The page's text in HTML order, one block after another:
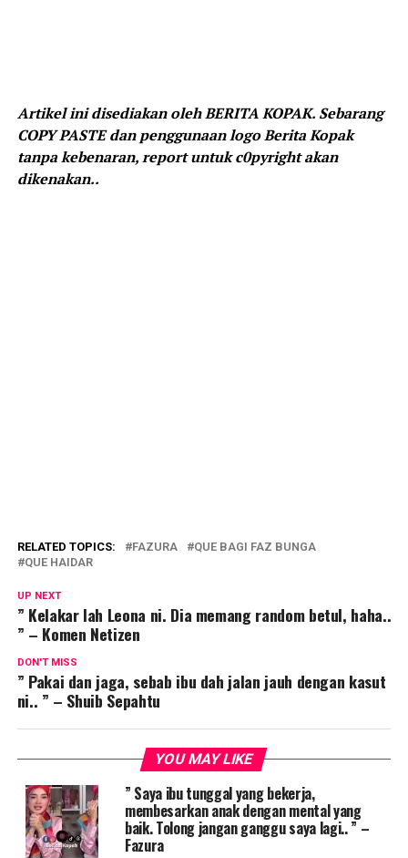
Artikel ini disediakan oleh BERITA KOPAK. Sebarang
COPY PASTE dan penggunaan logo Berita Kopak
tanpa kebenaran, report untuk c0pyright akan
dikenakan..
RELATED TOPICS: FAZURA
QUE BAGI FAZ BUNGA
QUE HAIDAR
UP NEXT
” Kelakar lah Leona ni. Dia memang random betul, haha..
” – Komen Netizen
DON'T MISS
” Pakai dan jaga, sebab ibu dah jalan jauh dengan kasut
ni.. ” – Shuib Sepahtu
YOU MAY LIKE
” Saya ibu tunggal yang bekerja,
membesarkan anak dengan mental yang
baik. Tolong jangan ganggu saya lagi.. ” –
Fazura